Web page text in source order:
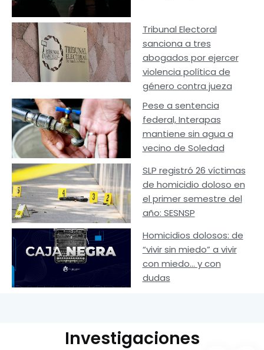
Tribunal Electoral
sanciona a tres
abogados por ejercer
violencia política de
género contra jueza
Pese a sentencia
federal, Interapas
mantiene sin agua a
vecino de Soledad
SLP registró 26 víctimas
de homicidio doloso en
el primer semestre del
año: SESNSP
Homicidios dolosos: de
“vivir sin miedo” a vivir
con miedo… y con
dudas
Investigaciones